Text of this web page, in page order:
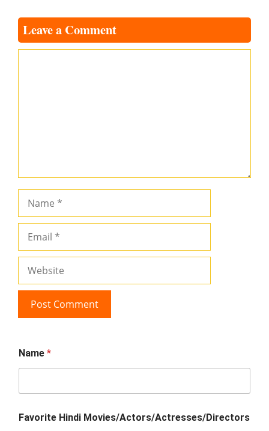
Leave a Comment
Name *
Favorite Hindi Movies/Actors/Actresses/Directors